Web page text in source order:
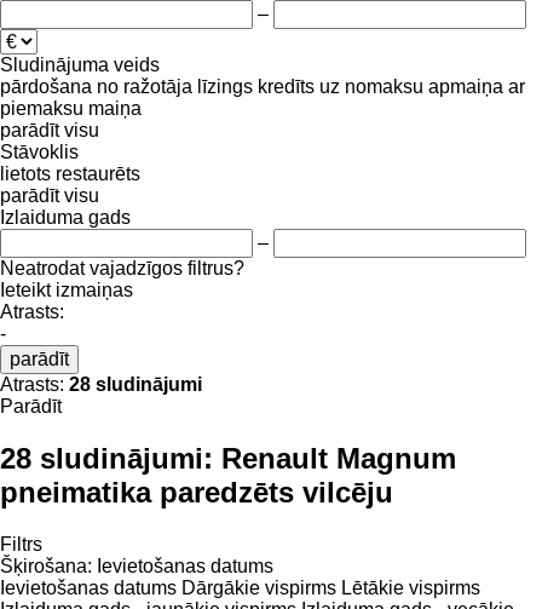
–
Sludinājuma veids
pārdošana no ražotāja līzings kredīts uz nomaksu apmaiņa ar
piemaksu maiņa
parādīt visu
Stāvoklis
lietots restaurēts
parādīt visu
Izlaiduma gads
–
Neatrodat vajadzīgos filtrus?
Ieteikt izmaiņas
Atrasts:
-
parādīt
Atrasts: 28 sludinājumi
Parādīt
28 sludinājumi: Renault Magnum
pneimatika paredzēts vilcēju
Filtrs
Šķirošana: Ievietošanas datums
Ievietošanas datums Dārgākie vispirms Lētākie vispirms